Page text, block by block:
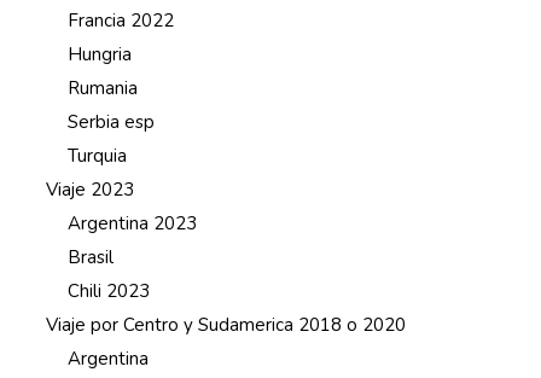
Francia 2022
Hungria
Rumania
Serbia esp
Turquia
Viaje 2023
Argentina 2023
Brasil
Chili 2023
Viaje por Centro y Sudamerica 2018 o 2020
Argentina